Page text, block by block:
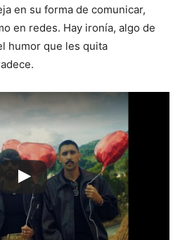
en su forma de comunicar,
en redes. Hay ironía, algo de
humor que les quita